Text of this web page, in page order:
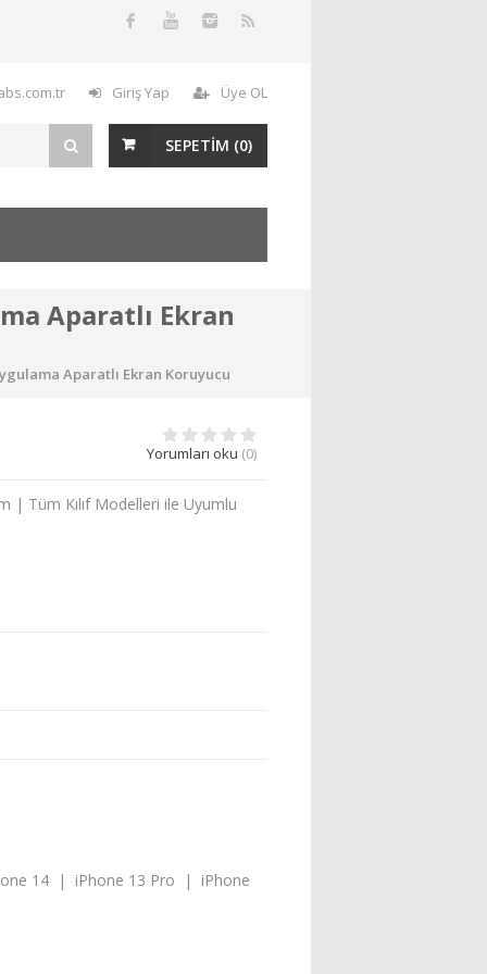
Giriş Yap Üye OL
SEPETİM (0)
Aparatlı Ekran
Aparatlı Ekran Koruyucu
Yorumları oku (0)
| Tüm Kılıf Modelleri ile Uyumlu
14 | iPhone 13 Pro | iPhone